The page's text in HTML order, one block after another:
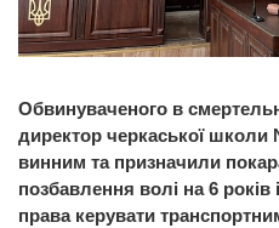
Обвинуваченого в
директор черкаської
винним та призначили
позбавлення волі на 6
права керувати